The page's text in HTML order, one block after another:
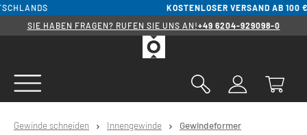
springen
KOSTENLOSER VERSAND AB 100 € WARENWERT
SIE HABEN FRAGEN? RUFEN SIE UNS AN!+49 6204-929098-0
Gewinde schneiden Innengewinde Gewindeformer